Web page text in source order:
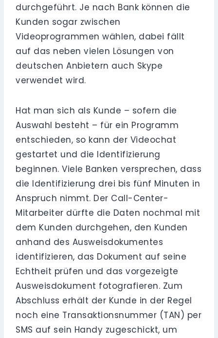
durchgeführt. Je nach Bank können die
Kunden sogar zwischen
Videoprogrammen wählen, dabei fällt
auf das neben vielen Lösungen von
deutschen Anbietern auch Skype
verwendet wird.
Hat man sich als Kunde – sofern die
Auswahl besteht – für ein Programm
entschieden, so kann der Videochat
gestartet und die Identifizierung
beginnen. Viele Banken versprechen, dass
die Identifizierung drei bis fünf Minuten in
Anspruch nimmt. Der Call-Center-
Mitarbeiter dürfte die Daten nochmal mit
dem Kunden durchgehen, den Kunden
anhand des Ausweisdokumentes
identifizieren, das Dokument auf seine
Echtheit prüfen und das vorgezeigte
Ausweisdokument fotografieren. Zum
Abschluss erhält der Kunde in der Regel
noch eine Transaktionsnummer (TAN) per
SMS auf sein Handy zugeschickt, um